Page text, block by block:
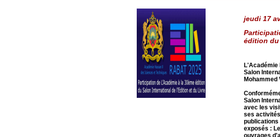
jeudi 17
édition
L'Académie
Salon
Mohammed
Salon
avec les
ses
publications
exposés :
ouvrages